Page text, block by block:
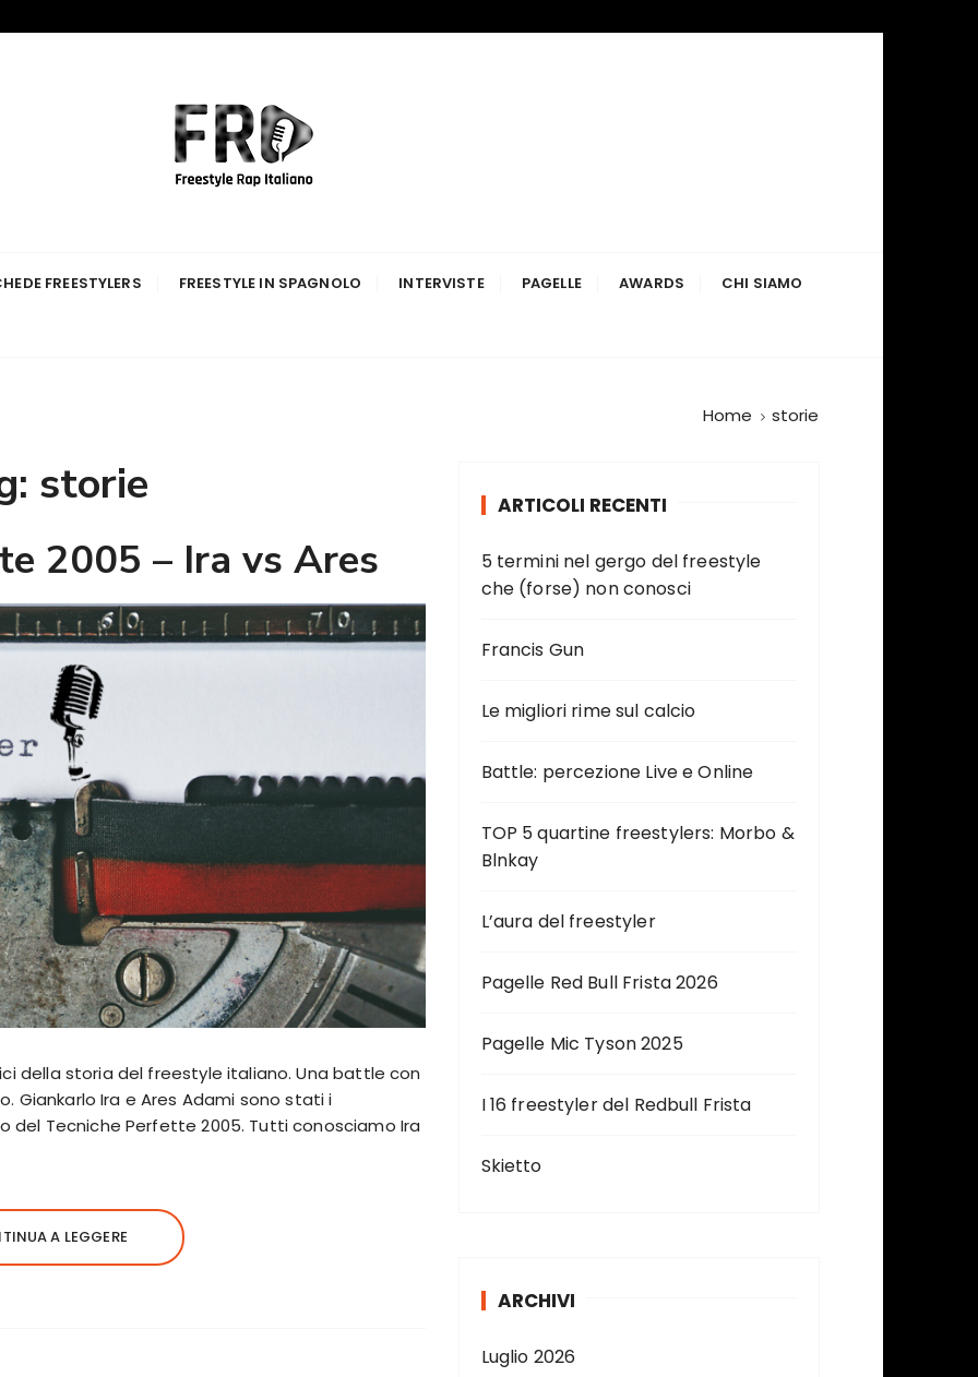
Italiano
FREESTYLERS FREESTYLE IN SPAGNOLO INTERVISTE PAGELLE AWARDS CHI SIAMO
Home storie
storie
2005 – Ira vs Ares
della storia del freestyle italiano. Una battle con
Giankarlo Ira e Ares Adami sono stati i
del Tecniche Perfette 2005. Tutti conosciamo Ira
A LEGGERE
ARTICOLI RECENTI
5 termini nel gergo del freestyle
che (forse) non conosci
Francis Gun
Le migliori rime sul calcio
Battle: percezione Live e Online
TOP 5 quartine freestylers: Morbo &
Blnkay
L’aura del freestyler
Pagelle Red Bull Frista 2026
Pagelle Mic Tyson 2025
I 16 freestyler del Redbull Frista
Skietto
ARCHIVI
Luglio 2026